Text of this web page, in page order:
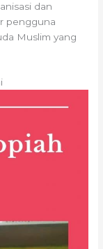
dan
pengguna
Muslim yang